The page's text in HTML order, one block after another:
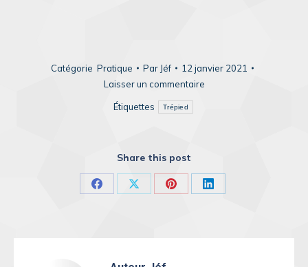
Catégorie Pratique Par Jéf
12 janvier 2021
Laisser un commentaire
Étiquettes Trépied
Share this post
Share Share Share Share